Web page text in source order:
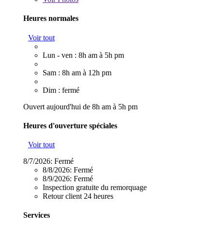
Heures normales
Voir tout
Lun - ven : 8h am à 5h pm
Sam : 8h am à 12h pm
Dim : fermé
Ouvert aujourd'hui de 8h am à 5h pm
Heures d'ouverture spéciales
Voir tout
8/7/2026: Fermé
8/8/2026: Fermé
8/9/2026: Fermé
Inspection gratuite du remorquage
Retour client 24 heures
Services